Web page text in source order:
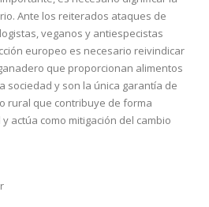
Ante los reiterados ataques de
veganos y antiespecistas
europeo es necesario reivindicar
que proporcionan alimentos
sociedad y son la única garantía de
rural que contribuye de forma
actúa como mitigación del cambio